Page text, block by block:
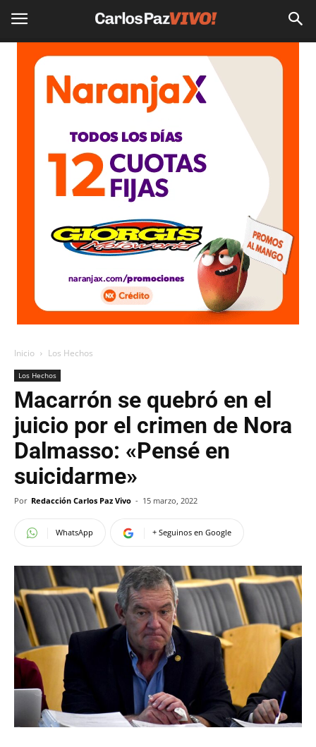
Inicio Los Hechos
Los Hechos
Macarrón se quebró en el
juicio por el crimen de Nora
Dalmasso: «Pensé en
suicidarme»
Por Redacción Carlos Paz Vivo - 15 marzo, 2022
WhatsApp + Seguinos en Google